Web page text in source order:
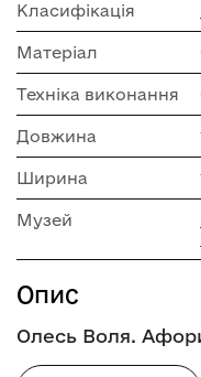
Класифікація
Матеріал
Техніка виконання
Довжина
Ширина
Музей
Опис
Олесь Воля.